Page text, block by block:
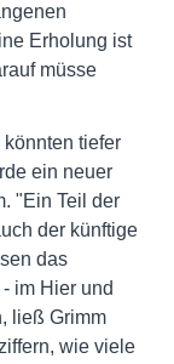
Erholung ist
müsse
tiefer
ein neuer
"Ein Teil der
der künftige
das
im Hier und
ließ Grimm
wie viele